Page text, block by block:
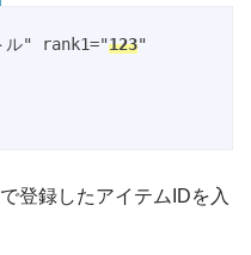
" rank1="123"
登録したアイテムIDを入